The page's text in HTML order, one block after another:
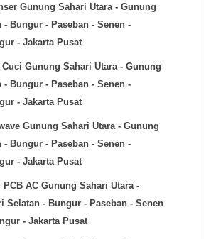
Gunung Sahari Utara - Gunung
- Bungur - Paseban - Senen -
- Jakarta Pusat
Gunung Sahari Utara - Gunung
- Bungur - Paseban - Senen -
- Jakarta Pusat
Gunung Sahari Utara - Gunung
- Bungur - Paseban - Senen -
- Jakarta Pusat
AC Gunung Sahari Utara -
Selatan - Bungur - Paseban - Senen
- Jakarta Pusat